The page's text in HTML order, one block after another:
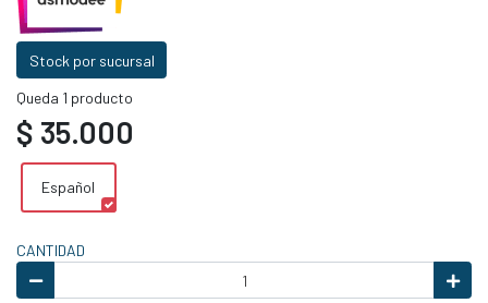
Stock por sucursal
Queda 1 producto
$ 35.000
Español
CANTIDAD